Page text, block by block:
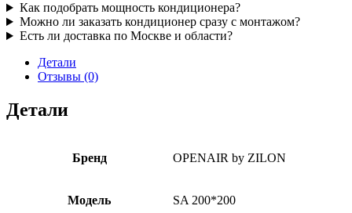
Как подобрать мощность кондиционера?
Можно ли заказать кондиционер сразу с монтажом?
Есть ли доставка по Москве и области?
Детали
Отзывы (0)
Детали
Бренд OPENAIR by ZILON
Модель SA 200*200